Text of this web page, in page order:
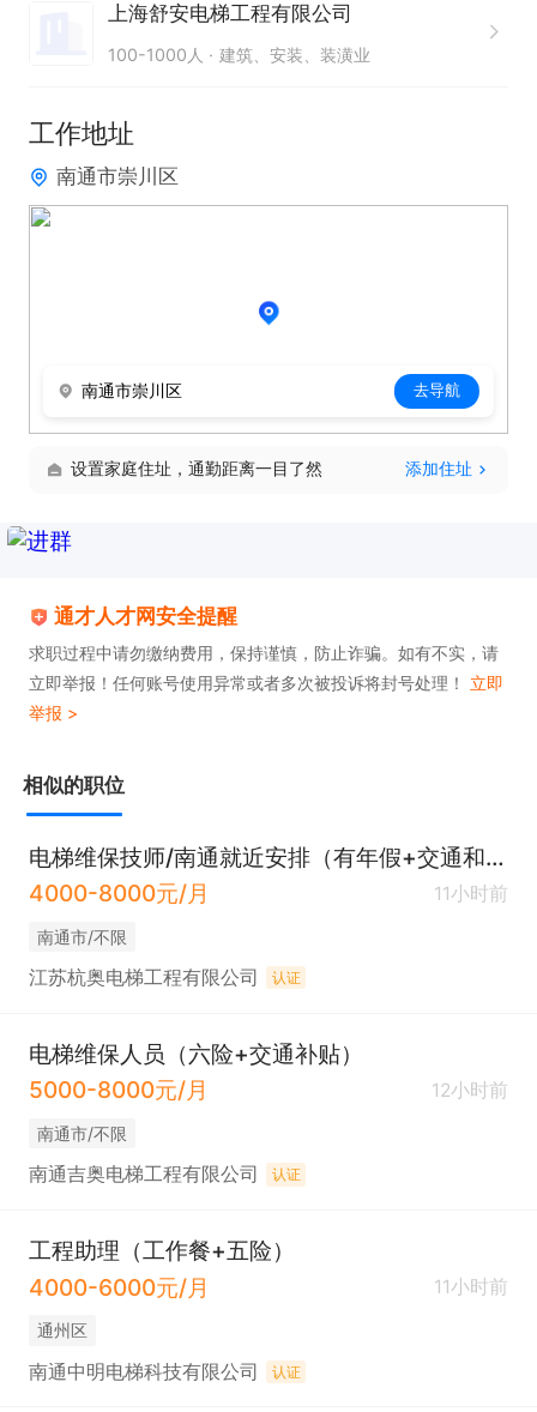
上海舒安电梯工程有限公司
100-1000人 建筑、安装、装潢业
工作地址
南通市崇川区
南通市崇川区 去导航
设置家庭住址，通勤距离一目了然 添加住址
通才人才网安全提醒
求职过程中请勿缴纳费用，保持谨慎，防止诈骗。如有不实，请
立即举报！任何账号使用异常或者多次被投诉将封号处理！ 立即
举报 >
相似的职位
电梯维保技师/南通就近安排（有年假+交通和高温补贴+包住）
4000-8000元/月
11小时前
南通市/不限
江苏杭奥电梯工程有限公司 认证
电梯维保人员（六险+交通补贴）
5000-8000元/月
12小时前
南通市/不限
南通吉奥电梯工程有限公司 认证
工程助理（工作餐+五险）
4000-6000元/月
11小时前
通州区
南通中明电梯科技有限公司 认证